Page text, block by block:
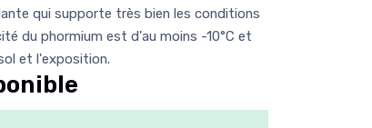
qui supporte très bien les conditions
du phormium est d'au moins -10°C et
et l'exposition.